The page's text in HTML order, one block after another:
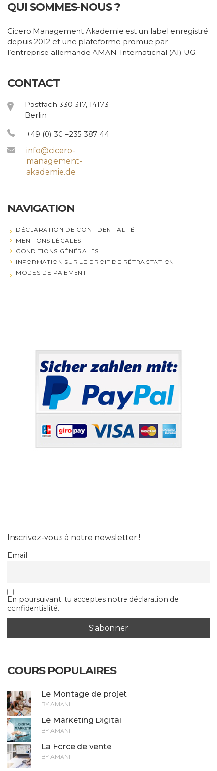
QUI SOMMES-NOUS ?
Cicero Management Akademie est un label enregistré
depuis 2012 et une plateforme promue par
l’entreprise allemande AMAN-International (AI) UG.
CONTACT
Postfach 330 317, 14173
Berlin
+49 (0) 30 –235 387 44
info@cicero-
management-
akademie.de
NAVIGATION
DÉCLARATION DE CONFIDENTIALITÉ
MENTIONS LÉGALES
CONDITIONS GÉNÉRALES
INFORMATION SUR LE DROIT DE RÉTRACTATION
MODES DE PAIEMENT
Inscrivez-vous à notre newsletter !
Email
En poursuivant, tu acceptes notre déclaration de
confidentialité.
COURS POPULAIRES
Le Montage de projet
BY AMANI
Le Marketing Digital
BY AMANI
La Force de vente
BY AMANI